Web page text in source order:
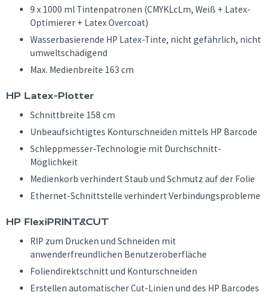
9 x 1000 ml Tintenpatronen (CMYKLcLm, Weiß + Latex-
Optimierer + Latex Overcoat)
Wasserbasierende HP Latex-Tinte, nicht gefährlich, nicht
umweltschädigend
Max. Medienbreite 163 cm
HP Latex-Plotter
Schnittbreite 158 cm
Unbeaufsichtigtes Konturschneiden mittels HP Barcode
Schleppmesser-Technologie mit Durchschnitt-
Möglichkeit
Medienkorb verhindert Staub und Schmutz auf der Folie
Ethernet-Schnittstelle verhindert Verbindungsprobleme
HP FlexiPRINT&CUT
RIP zum Drucken und Schneiden mit
anwenderfreundlichen Benutzeroberfläche
Foliendirektschnitt und Konturschneiden
Erstellen automatischer Cut-Linien und des HP Barcodes